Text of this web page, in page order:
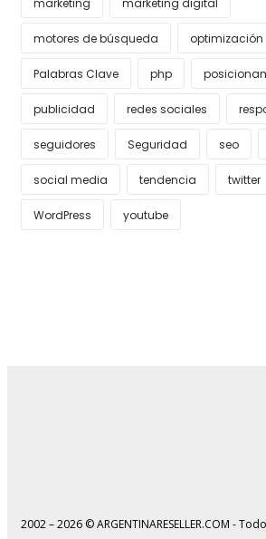
marketing marketing digital
motores de búsqueda optimización
Palabras Clave php
publicidad redes sociales
seguidores Seguridad seo
social media tendencia twitter
WordPress youtube
2002 – 2026 © ARGENTINARESELLER.COM -